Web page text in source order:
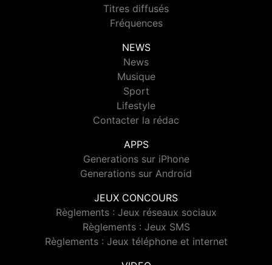
Titres diffusés
Fréquences
NEWS
News
Musique
Sport
Lifestyle
Contacter la rédac
APPS
Generations sur iPhone
Generations sur Android
JEUX CONCOURS
Règlements : Jeux réseaux sociaux
Règlements : Jeux SMS
Règlements : Jeux téléphone et internet